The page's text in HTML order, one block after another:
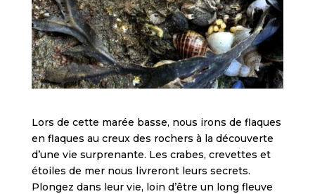
Lors de cette marée basse, nous irons de flaques
en flaques au creux des rochers à la découverte
d’une vie surprenante. Les crabes, crevettes et
étoiles de mer nous livreront leurs secrets.
Plongez dans leur vie, loin d’être un long fleuve